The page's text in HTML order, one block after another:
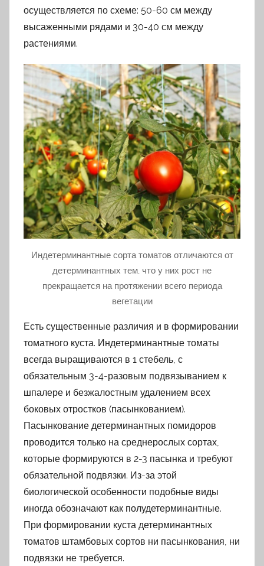
осуществляется по схеме: 50-60 см между
высаженными рядами и 30-40 см между
растениями.
Индетерминантные сорта томатов отличаются от
детерминантных тем, что у них рост не
прекращается на протяжении всего периода
вегетации
Есть существенные различия и в формировании
томатного куста. Индетерминантные томаты
всегда выращиваются в 1 стебель, с
обязательным 3-4-разовым подвязыванием к
шпалере и безжалостным удалением всех
боковых отростков (пасынкованием).
Пасынкование детерминантных помидоров
проводится только на среднерослых сортах,
которые формируются в 2-3 пасынка и требуют
обязательной подвязки. Из-за этой
биологической особенности подобные виды
иногда обозначают как полудетерминантные.
При формировании куста детерминантных
томатов штамбовых сортов ни пасынкования, ни
подвязки не требуется.